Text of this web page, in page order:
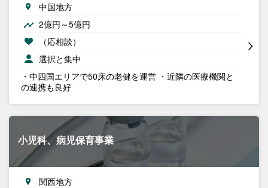
中国地方
2億円～5億円
（応相談）
選択と集中
・中四国エリアで50床の老健を運営 ・近隣の医療機関と
の連携も良好
小児科、病児保育事業
関西地方